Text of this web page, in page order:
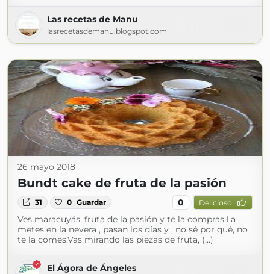
Las recetas de Manu
lasrecetasdemanu.blogspot.com
26 mayo 2018
Bundt cake de fruta de la pasión
31 0 Guardar 0 Delicioso
Ves maracuyás, fruta de la pasión y te la compras.La
metes en la nevera , pasan los días y , no sé por qué, no
te la comes.Vas mirando las piezas de fruta, (...)
El Ágora de Ángeles